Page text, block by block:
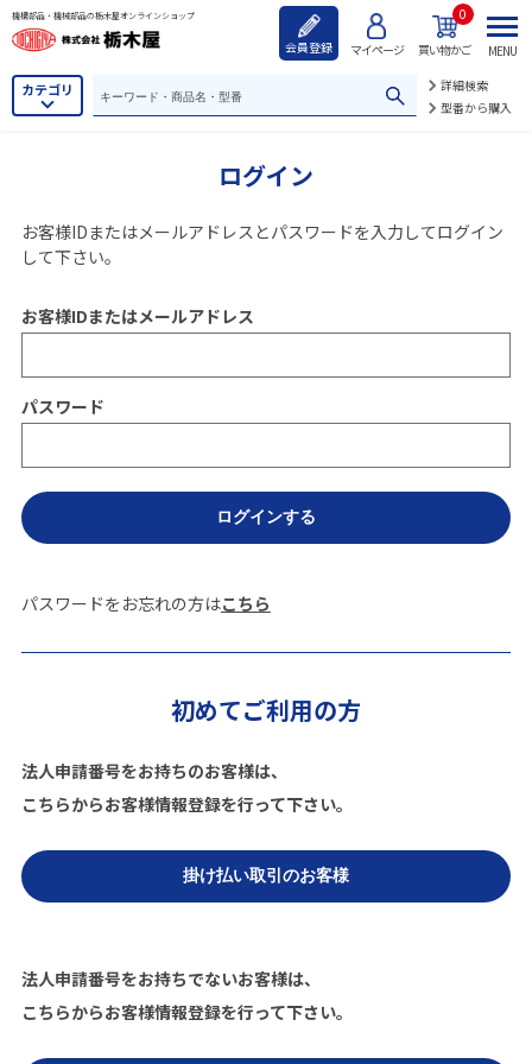
機構部品・機械部品の栃木屋オンラインショップ
会員登録 マイページ 買い物かご
0
カテゴリ
詳細検索
型番から購入
MENU
ログイン
お客様IDまたはメールアドレス とパスワードを入力してログイン
して下さい。
お客様IDまたはメールアドレス
パスワード
パスワードをお忘れの方はこちら
初めてご利用の方
法人申請番号をお持ちのお客様は、
こちらからお客様情報登録を行って下さい。
法人申請番号をお持ちでないお客様は、
こちらからお客様情報登録を行って下さい。